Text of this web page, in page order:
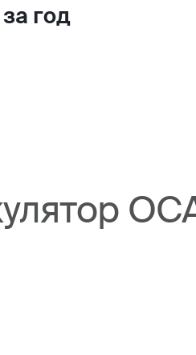
год